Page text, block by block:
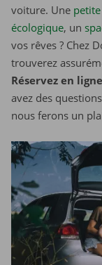
voiture. Une
écologique, un
vos rêves ? Chez
trouverez
Réservez en
avez des
nous ferons un